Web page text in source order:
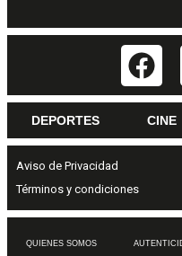
DEPORTES CINE
Aviso de Privacidad
Términos y condiciones
QUIENES SOMOS